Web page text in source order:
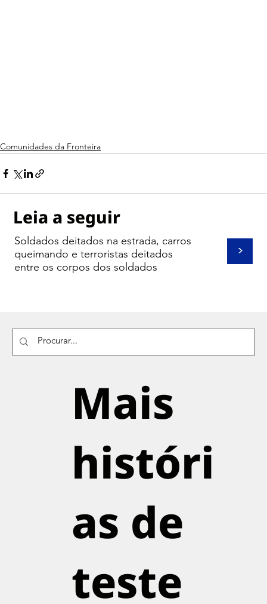
Leia a seguir
>
Soldados deitados na estrada, carros
queimando e terroristas deitados
entre os corpos dos soldados
Mais
históri
as de
teste
Comunidades da Fronteira